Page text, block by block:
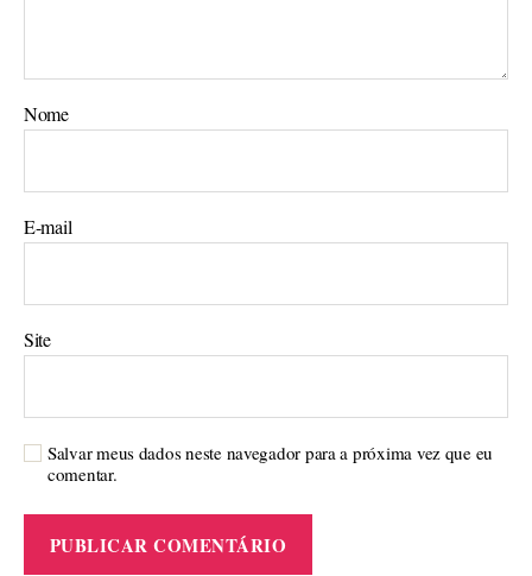
Nome
E-mail
Site
Salvar meus dados neste navegador para a próxima vez que eu
comentar.